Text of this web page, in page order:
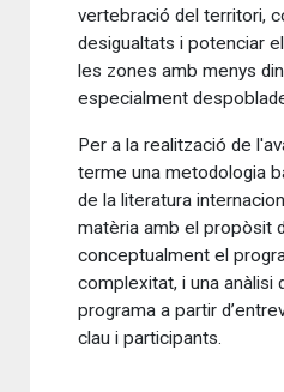
vertebració del territori,
desigualtats i potenciar
les zones amb menys
especialment
Per a la realització de
terme una metodologia
de la literatura
matèria amb el propòsit
conceptualment el
complexitat, i una anàlisi
programa a partir
clau i participants.